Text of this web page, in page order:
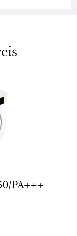
PA+++